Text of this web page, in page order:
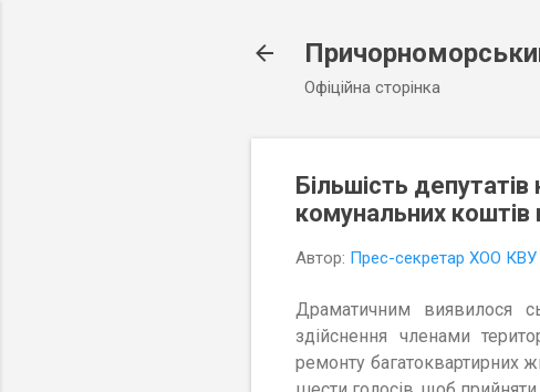
Офіційна сторінка
Більшість
комунальних коштів
Автор: Прес-секретар ХОО КВУ
Драматичним виявилося
здійснення членами
ремонту багатоквартирних